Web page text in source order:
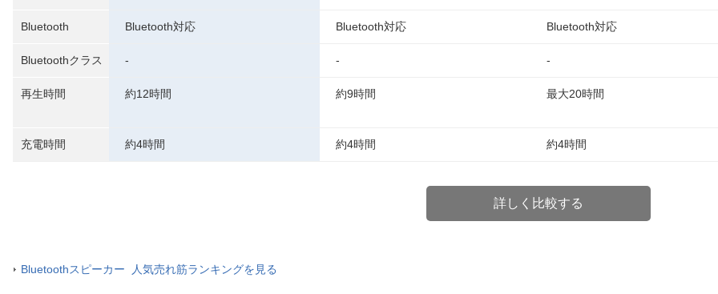
Bluetooth
Bluetoothクラス
再生時間
充電時間
Bluetooth対応
-
約12時間
約4時間
Bluetooth対応
-
約9時間
約4時間
Bluetooth対応
-
最大20時間
約4時間
詳しく比較する
Bluetoothスピーカー 人気売れ筋ランキングを見る